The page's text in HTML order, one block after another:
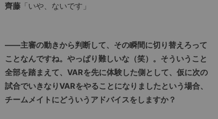
齊藤 「いや、ないです」
――主審の動きから判断して、その瞬間に切り替えろって
ことなんですね。やっぱり難しいな（笑）。そういうこと
全部を踏まえて、VARを先に体験した側として、仮に次の
試合でいきなりVARをやることになりましたという場合、
チームメイトにどういうアドバイスをしますか？